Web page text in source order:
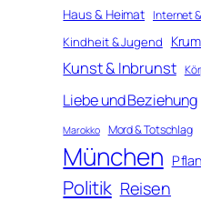
Haus & Heimat Internet
Kindheit & Jugend
Kunst & Inbrunst
Liebe und Beziehung
Marokko Mord & Totschlag
München
Politik Reisen